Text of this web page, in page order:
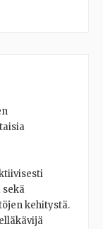
kehitystä.